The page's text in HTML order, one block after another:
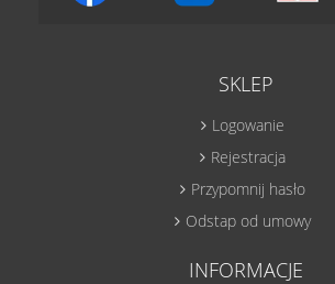
SKLEP
Logowanie
Rejestracja
Przypomnij hasło
Odstap od umowy
INFORMACJE